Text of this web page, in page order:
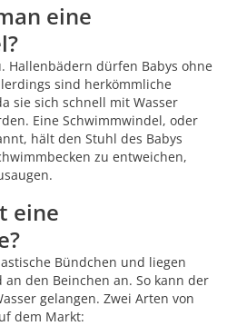
eine
Hallenbädern dürfen Babys ohne
sind herkömmliche
sie sich schnell mit Wasser
Eine Schwimmwindel, oder
hält den Stuhl des Babys
zu entweichen,
eine
Bündchen und liegen
den Beinchen an. So kann der
gelangen. Zwei Arten von
dem Markt: